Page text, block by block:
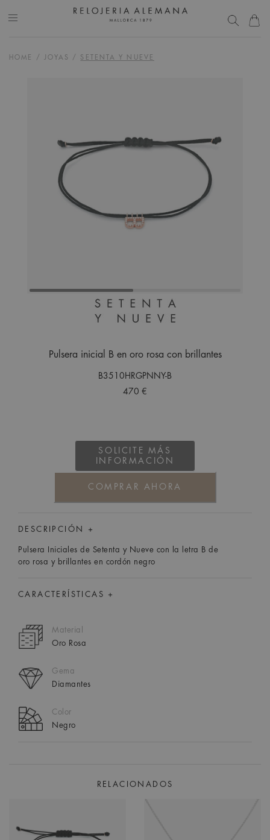
HOME / JOYAS / SETENTA Y NUEVE
Pulsera inicial B en oro rosa con brillantes
B3510HRGPNNY-B
470 €
SOLICITE MÁS
INFORMACIÓN
COMPRAR AHORA
DESCRIPCIÓN +
Pulsera Iniciales de Setenta y Nueve con la letra B de
oro rosa y brillantes en cordón negro
CARACTERÍSTICAS +
Material
Oro Rosa
Gema
Diamantes
Color
Negro
RELACIONADOS